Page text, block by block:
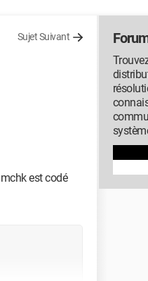
Sujet Suivant
est codé